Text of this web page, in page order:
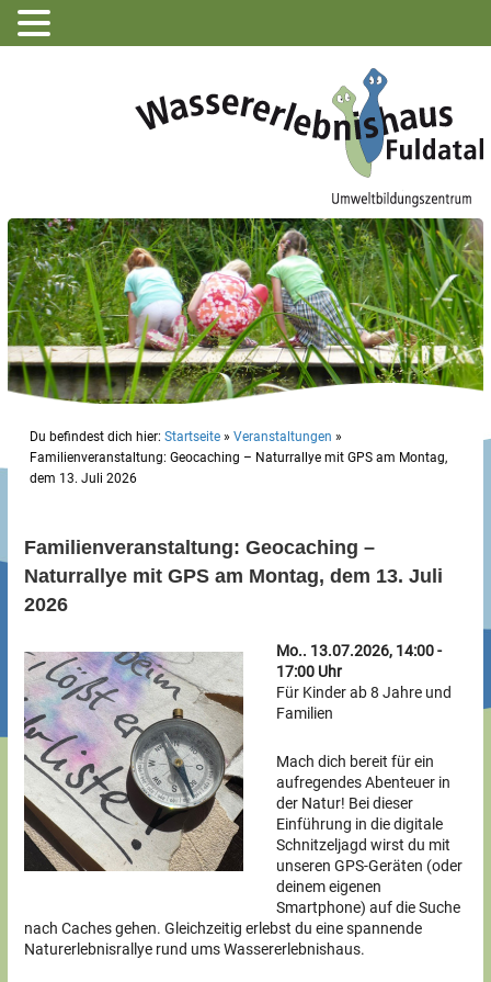
Du befindest dich hier: Startseite » Veranstaltungen »
Familienveranstaltung: Geocaching – Naturrallye mit GPS am Montag,
dem 13. Juli 2026
Familienveranstaltung: Geocaching –
Naturrallye mit GPS am Montag, dem 13. Juli
2026
Mo.. 13.07.2026, 14:00 -
17:00 Uhr
Für Kinder ab 8 Jahre und
Familien
Mach dich bereit für ein
aufregendes Abenteuer in
der Natur! Bei dieser
Einführung in die digitale
Schnitzeljagd wirst du mit
unseren GPS-Geräten (oder
deinem eigenen
Smartphone) auf die Suche
nach Caches gehen. Gleichzeitig erlebst du eine spannende
Naturerlebnisrallye rund ums Wassererlebnishaus.